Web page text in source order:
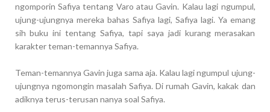
ngomporin Safiya tentang Varo atau Gavin. Kalau lagi ngumpul,
ujung-ujungnya mereka bahas Safiya lagi, Safiya lagi. Ya emang
sih buku ini tentang Safiya, tapi saya jadi kurang merasakan
karakter teman-temannya Safiya.
Teman-temannya Gavin juga sama aja. Kalau lagi ngumpul ujung-
ujungnya ngomongin masalah Safiya. Di rumah Gavin, kakak dan
adiknya terus-terusan nanya soal Safiya.